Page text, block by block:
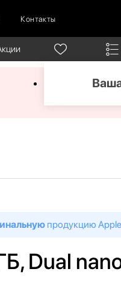
Контакты
продукцию Apple
Dual